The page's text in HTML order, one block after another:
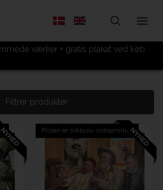
værker + gratis plakat ved køb
Filtrer produkter
Prisen er inklusiv indramning